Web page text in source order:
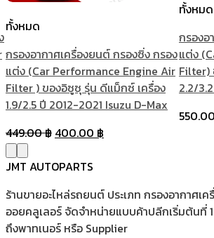
ทั้งหมด
กรองอากาศเครื่องยนต์ กรองซิ่ง กรอง
แต่ง (Car Performance Engine Air
Filter ) ของอิซูซุ รุ่น ดีแม็กซ์ เครื่อง
1.9/2.5 ปี 2012-2021 Isuzu D-Max
449.00฿ Original
was:
400.00 ฿Current
ทั้งหมด
กรองอ
แต่ง
Filter)
2.2/
550.00
JMT AUTOPARTS
ร้านขายอะไหล่รถยนต์ ประเภท กรองอากาศเ
ออยคลูเลอร์ จัดจำหน่ายแบบค้าปลีกเริ่มต้นที่
ถึงพาทเนอร์ หรือ Supplier